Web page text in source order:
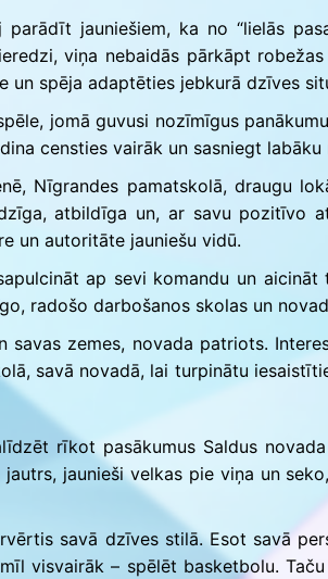
jauniešiem, ka no “lielās
viņa nebaidās pārkāpt
un spēja adaptēties jebkurā dzīves
jomā guvusi nozīmīgus
censties vairāk un sasniegt labāku
Nīgrandes pamatskolā, draugu
atbildīga un, ar savu pozitīvo
un autoritāte jauniešu vidū.
ap sevi komandu un
radošo darbošanos skolas un
savas zemes, novada patriots.
savā novadā, lai turpinātu
rīkot pasākumus Saldus
jaunieši velkas pie viņa un
savā dzīves stilā. Esot savā
visvairāk – spēlēt basketbolu.